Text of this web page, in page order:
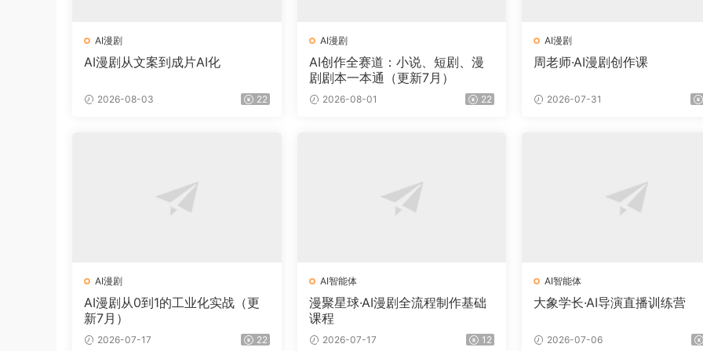
AI漫剧
AI漫剧从文案到成片AI化
2026-08-03 22
AI漫剧
AI创作全赛道：小说、短剧、漫
剧剧本一本通（更新7月）
2026-08-01 22
AI漫剧
周老师·AI漫剧创作课
2026-07-31
AI漫剧
AI漫剧从0到1的工业化实战（更
新7月）
2026-07-17 22
AI智能体
漫聚星球·AI漫剧全流程制作基础
课程
2026-07-17 12
AI智能体
大象学长·AI导演直播训练营
2026-07-06